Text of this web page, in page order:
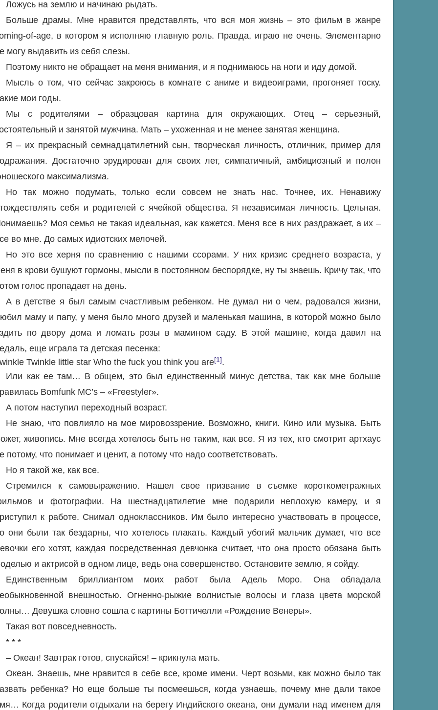
Ложусь на землю и начинаю рыдать.
Больше драмы. Мне нравится представлять, что вся моя жизнь – это фильм в жанре
of-age, в котором я исполняю главную роль. Правда, играю не очень. Элементарно
могу выдавить из себя слезы.
Поэтому никто не обращает на меня внимания, и я поднимаюсь на ноги и иду домой.
Мысль о том, что сейчас закроюсь в комнате с аниме и видеоиграми, прогоняет тоску.
мои годы.
Мы с родителями – образцовая картина для окружающих. Отец – серьезный,
и занятой мужчина. Мать – ухоженная и не менее занятая женщина.
Я – их прекрасный семнадцатилетний сын, творческая личность, отличник, пример для
Достаточно эрудирован для своих лет, симпатичный, амбициозный и полон
максимализма.
Но так можно подумать, только если совсем не знать нас. Точнее, их. Ненавижу
себя и родителей с ячейкой общества. Я независимая личность. Цельная.
Моя семья не такая идеальная, как кажется. Меня все в них раздражает, а их –
во мне. До самых идиотских мелочей.
Но это все херня по сравнению с нашими ссорами. У них кризис среднего возраста, у
в крови бушуют гормоны, мысли в постоянном беспорядке, ну ты знаешь. Кричу так, что
голос пропадает на день.
А в детстве я был самым счастливым ребенком. Не думал ни о чем, радовался жизни,
маму и папу, у меня было много друзей и маленькая машина, в которой можно было
по двору дома и ломать розы в мамином саду. В этой машине, когда давил на
еще играла та детская песенка:
Twinkle little star Who the fuck you think you are[1].
Или как ее там… В общем, это был единственный минус детства, так как мне больше
Bomfunk MC’s – «Freestyler».
А потом наступил переходный возраст.
Не знаю, что повлияло на мое мировоззрение. Возможно, книги. Кино или музыка. Быть
живопись. Мне всегда хотелось быть не таким, как все. Я из тех, кто смотрит артхаус
потому, что понимает и ценит, а потому что надо соответствовать.
Но я такой же, как все.
Стремился к самовыражению. Нашел свое призвание в съемке короткометражных
и фотографии. На шестнадцатилетие мне подарили неплохую камеру, и я
к работе. Снимал одноклассников. Им было интересно участвовать в процессе,
они были так бездарны, что хотелось плакать. Каждый убогий мальчик думает, что все
его хотят, каждая посредственная девчонка считает, что она просто обязана быть
и актрисой в одном лице, ведь она совершенство. Остановите землю, я сойду.
Единственным бриллиантом моих работ была Адель Моро. Она обладала
внешностью. Огненно-рыжие волнистые волосы и глаза цвета морской
Девушка словно сошла с картины Боттичелли «Рождение Венеры».
Такая вот повседневность.
* * *
– Океан! Завтрак готов, спускайся! – крикнула мать.
Океан. Знаешь, мне нравится в себе все, кроме имени. Черт возьми, как можно было так
ребенка? Но еще больше ты посмеешься, когда узнаешь, почему мне дали такое
Когда родители отдыхали на берегу Индийского океана, они думали над именем для